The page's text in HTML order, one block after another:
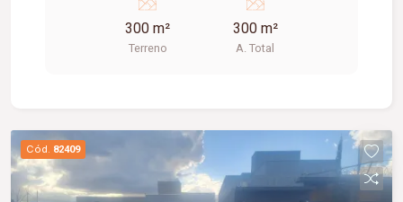
m² de área total; Diferenciais do imóvel:
Dimensões versáteis para diferentes tipos de
projetos; Potencial para uso residencial ou
para quem busca investir ou construir com
conforto e praticidade.
300 m²
Terreno
300 m²
A. Total
Cód. 82409